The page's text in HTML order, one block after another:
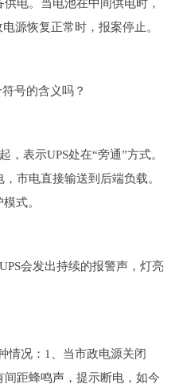
电。当电池在中间供电时，
源恢复正常时，报案停止。
号的含义吗？
表示UPS处在“旁通”方式。
市电直接输送到后端负载。
式。
会发出持续的报警声，灯亮
况：1、当市政电源关闭
距蜂鸣声，提示断电，如今